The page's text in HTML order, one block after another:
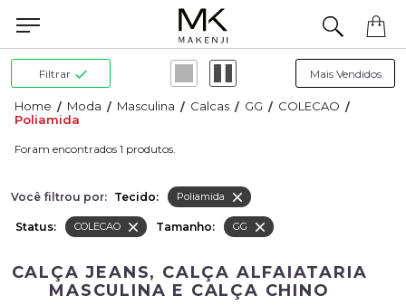
Filtrar
Moda Masculina Calcas GG
COLECAO
Poliamida
1
Você filtrou por: Tecido: Poliamida
Status: COLECAO Tamanho: GG
CALÇA JEANS, CALÇA ALFAIATARIA
MASCULINA E CALÇA CHINO